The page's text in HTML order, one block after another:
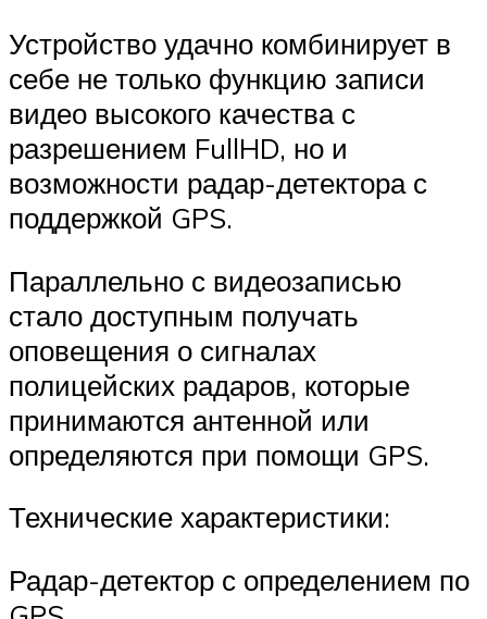
Устройство удачно комбинирует в
себе не только функцию записи
видео высокого качества с
разрешением FullHD, но и
возможности радар-детектора с
поддержкой GPS.
Параллельно с видеозаписью
стало доступным получать
оповещения о сигналах
полицейских радаров, которые
принимаются антенной или
определяются при помощи GPS.
Технические характеристики:
Радар-детектор с определением по